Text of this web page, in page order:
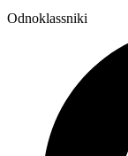
Odnoklassniki